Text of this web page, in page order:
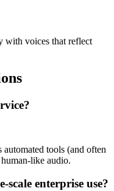
with voices that reflect
tools (and often
like audio.
enterprise use?